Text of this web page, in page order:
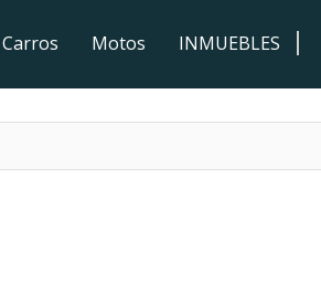
Carros Motos INMUEBLES